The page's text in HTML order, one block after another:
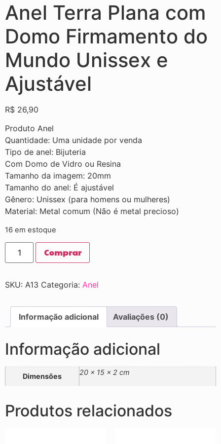
Anel Terra Plana com
Domo Firmamento do
Mundo Unissex e
Ajustável
R$ 26,90
Produto Anel
Quantidade: Uma unidade por venda
Tipo de anel: Bijuteria
Com Domo de Vidro ou Resina
Tamanho da imagem: 20mm
Tamanho do anel: É ajustável
Gênero: Unissex (para homens ou mulheres)
Material: Metal comum (Não é metal precioso)
16 em estoque
Comprar
SKU: A13 Categoria: Anel
Informação adicional Avaliações (0)
Informação adicional
Dimensões 20 × 15 × 2 cm
Produtos relacionados